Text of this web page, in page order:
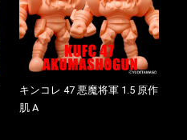
キンコレ 47 悪魔将軍 1.5 原作
肌 A